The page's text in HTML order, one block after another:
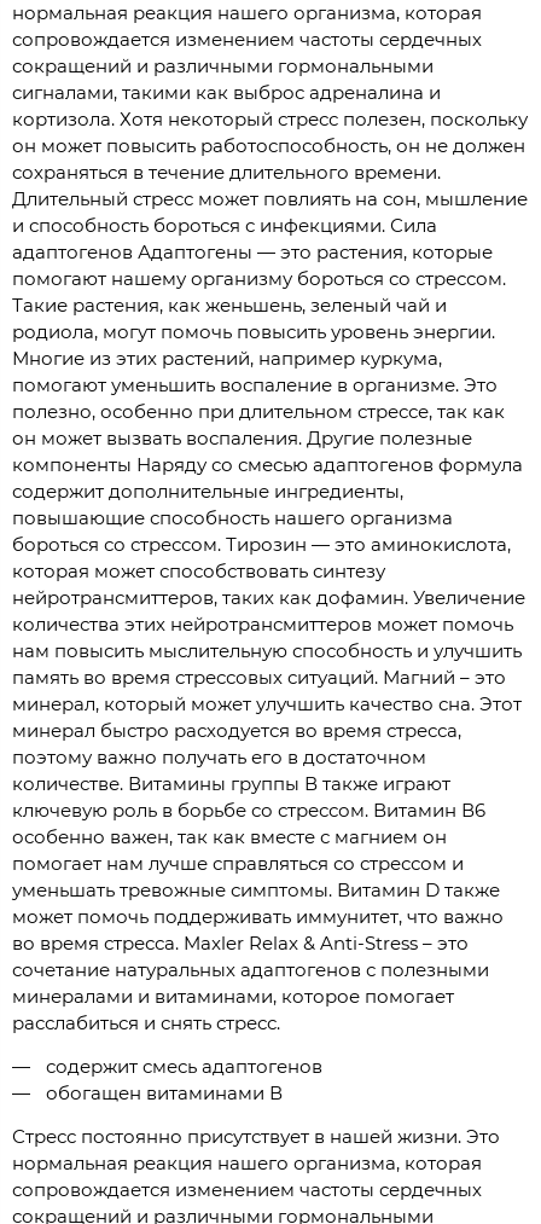
нормальная реакция нашего организма, которая
сопровождается изменением частоты сердечных
сокращений и различными гормональными
сигналами, такими как выброс адреналина и
кортизола. Хотя некоторый стресс полезен, поскольку
он может повысить работоспособность, он не должен
сохраняться в течение длительного времени.
Длительный стресс может повлиять на сон, мышление
и способность бороться с инфекциями. Сила
адаптогенов Адаптогены — это растения, которые
помогают нашему организму бороться со стрессом.
Такие растения, как женьшень, зеленый чай и
родиола, могут помочь повысить уровень энергии.
Многие из этих растений, например куркума,
помогают уменьшить воспаление в организме. Это
полезно, особенно при длительном стрессе, так как
он может вызвать воспаления. Другие полезные
компоненты Наряду со смесью адаптогенов формула
содержит дополнительные ингредиенты,
повышающие способность нашего организма
бороться со стрессом. Тирозин — это аминокислота,
которая может способствовать синтезу
нейротрансмиттеров, таких как дофамин. Увеличение
количества этих нейротрансмиттеров может помочь
нам повысить мыслительную способность и улучшить
память во время стрессовых ситуаций. Магний – это
минерал, который может улучшить качество сна. Этот
минерал быстро расходуется во время стресса,
поэтому важно получать его в достаточном
количестве. Витамины группы В также играют
ключевую роль в борьбе со стрессом. Витамин В6
особенно важен, так как вместе с магнием он
помогает нам лучше справляться со стрессом и
уменьшать тревожные симптомы. Витамин D также
может помочь поддерживать иммунитет, что важно
во время стресса. Maxler Relax & Anti-Stress – это
сочетание натуральных адаптогенов с полезными
минералами и витаминами, которое помогает
расслабиться и снять стресс.
содержит смесь адаптогенов
обогащен витаминами В
Стресс постоянно присутствует в нашей жизни. Это
нормальная реакция нашего организма, которая
сопровождается изменением частоты сердечных
сокращений и различными гормональными